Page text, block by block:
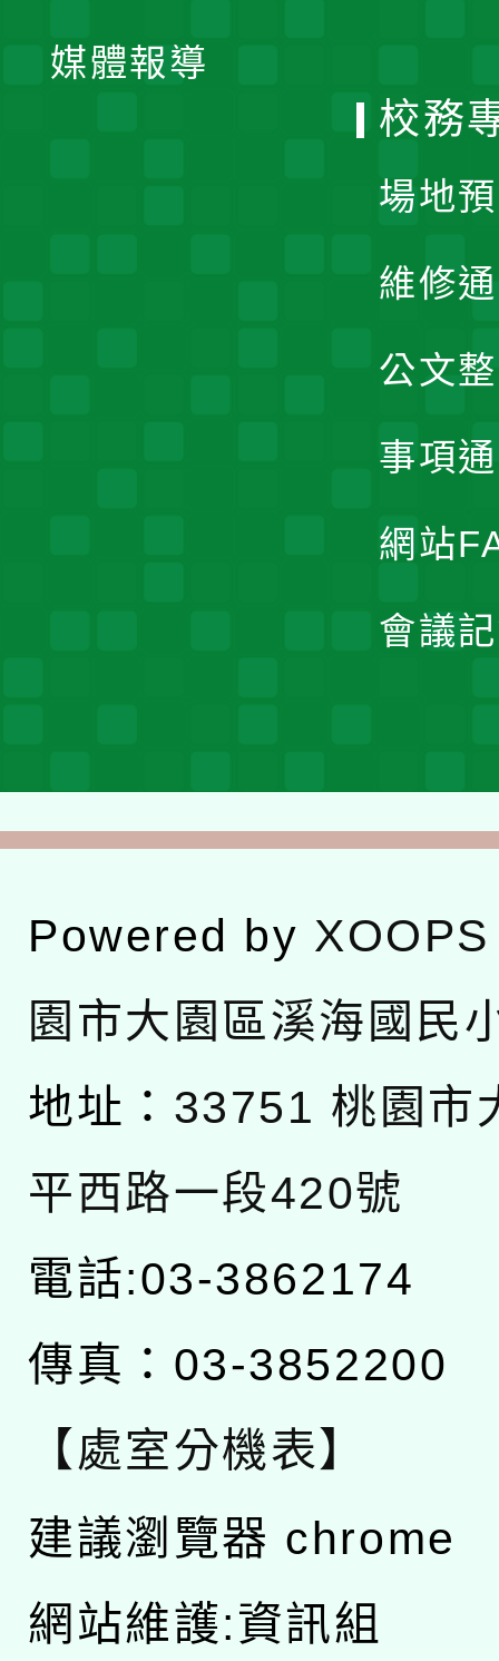
媒體報導
校務
場地
維修
公文
事項
網站
會議
Powered by XOOPS
園市大園區溪海國民
地址： 33751 桃園市
平西路一段420號
電話:03-3862174
傳真：03-3852200
【處室分機表】
建議瀏覽器 chrome
網站維護:資訊組